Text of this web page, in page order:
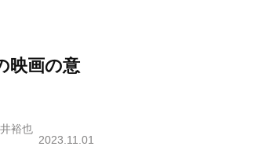
映画の意
裕也
2023.11.01